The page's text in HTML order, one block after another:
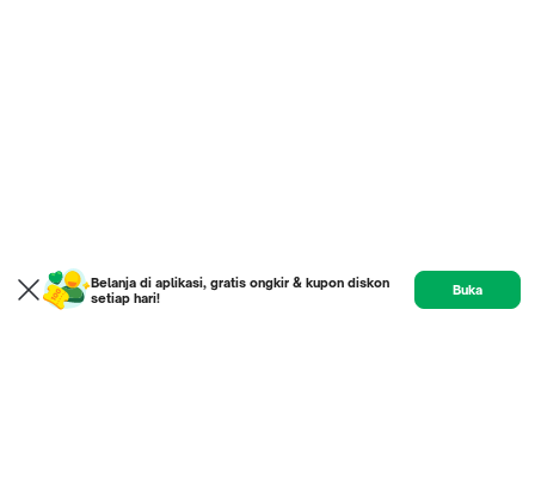
Belanja di aplikasi, gratis ongkir & kupon diskon
setiap hari!
Buka
Product Review